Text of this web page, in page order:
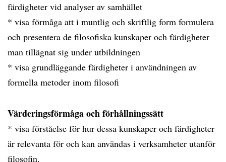
färdigheter vid analyser av samhället
* visa förmåga att i muntlig och skriftlig form formulera
och presentera de filosofiska kunskaper och färdigheter
man tillägnat sig under utbildningen
* visa grundläggande färdigheter i användningen av
formella metoder inom filosofi
Värderingsförmåga och förhållningssätt
* visa förståelse för hur dessa kunskaper och färdigheter
är relevanta för och kan användas i verksamheter utanför
filosofin.